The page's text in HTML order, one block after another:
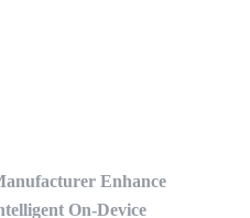
Enhance
On-Device